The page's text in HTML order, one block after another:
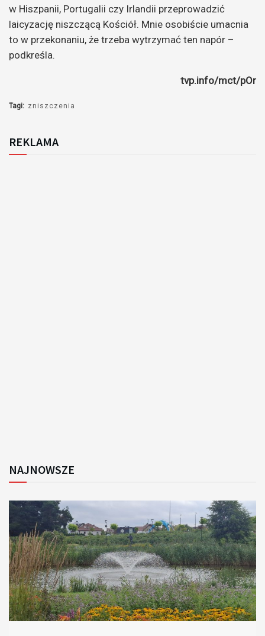
w Hiszpanii, Portugalii czy Irlandii przeprowadzić
laicyzację niszczącą Kościół. Mnie osobiście umacnia
to w przekonaniu, że trzeba wytrzymać ten napór –
podkreśla.
tvp.info/mct/pOr
Tagi: zniszczenia
REKLAMA
NAJNOWSZE